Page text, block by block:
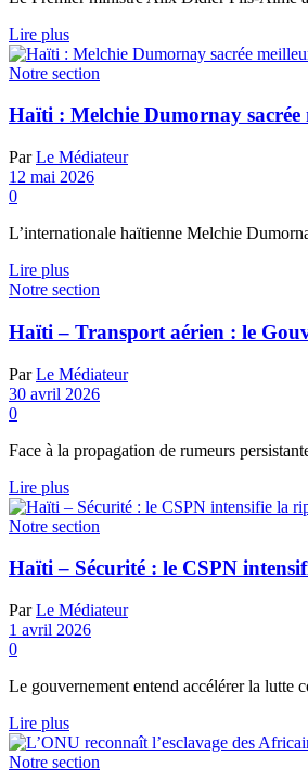
Lire plusDetails
Notre section
Haïti : Melchie Dumornay
Par Le Médiateur
12 mai 2026
0
L’internationale haïtienne Melchie
Lire plusDetails
Notre section
Haïti – Transport aérien : le
Par Le Médiateur
30 avril 2026
0
Face à la propagation de rumeurs
Lire plusDetails
Notre section
Haïti – Sécurité : le CSPN
Par Le Médiateur
1 avril 2026
0
Le gouvernement entend accélérer la lutte
Lire plusDetails
Notre section